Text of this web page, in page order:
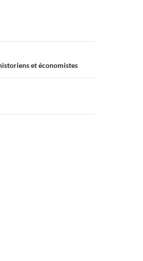
et économistes